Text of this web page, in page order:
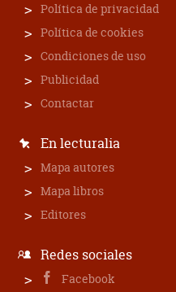
Política de privacidad
Política de cookies
Condiciones de uso
Publicidad
Contactar
En lecturalia
Mapa autores
Mapa libros
Editores
Redes sociales
Facebook